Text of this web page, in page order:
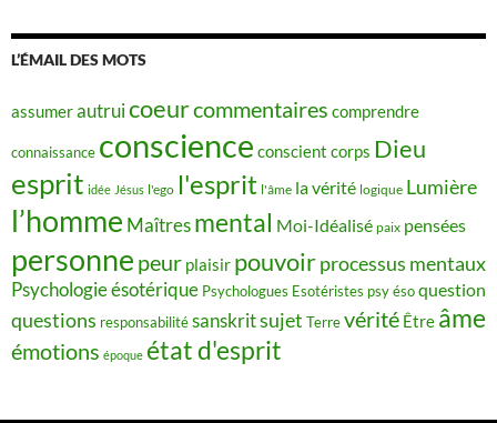
L’ÉMAIL DES MOTS
assumerautruicoeurcommentaires comprendre
connaissance conscience conscient corps Dieu
esprit idée Jésus l'ego l'esprit l'âme la vérité logique Lumière
l’homme Maîtres mental Moi-Idéalisé paix pensées
personne peur plaisir pouvoirprocessus mentaux
Psychologie ésotérique Psychologues Esotéristes psy ésoquestion
questions responsabilitésanskritsujet Terrevérité Être âme
émotions époque état d'esprit